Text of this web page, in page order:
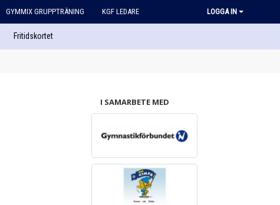
GYMMIX GRUPPTRÄNING KGF LEDARE LOGGA IN
Fritidskortet
I SAMARBETE MED